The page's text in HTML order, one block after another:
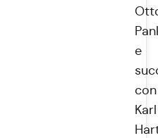
e
con
Karl